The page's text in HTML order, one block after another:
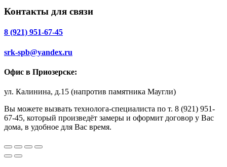
Контакты для связи
8 (921) 951-67-45
srk-spb@yandex.ru
Офис в Приозерске:
ул. Калинина, д.15 (напротив памятника Маугли)
Вы можете вызвать технолога-специалиста по т. 8 (921) 951-
67-45, который произведёт замеры и оформит договор у Вас
дома, в удобное для Вас время.